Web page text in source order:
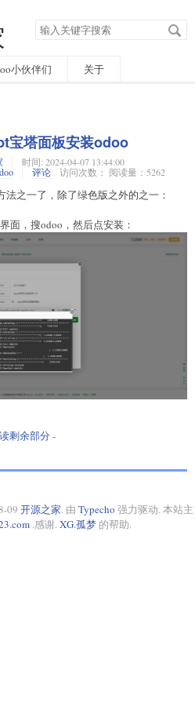
搜
索
字
小伙伴们 关于
宝塔面板安装odoo
时间: 2024-04-07 13:44:00
评论 访问次数： 阅读量：5262
之一了，除了绿色版之外的之一：
面，搜odoo，然后点安装：
剩余部分 -
09 开源之家. 由 Typecho 强力驱动. 本站主
.感谢. XG.孤梦的帮助.